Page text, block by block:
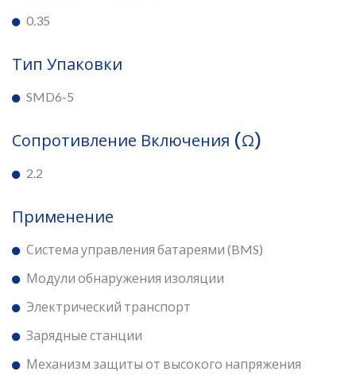
0.35
Тип Упаковки
SMD6-5
Сопротивление Включения (Ω)
2.2
Применение
Система управления батареями (BMS)
Модули обнаружения изоляции
Электрический транспорт
Зарядные станции
Механизм защиты от высокого напряжения